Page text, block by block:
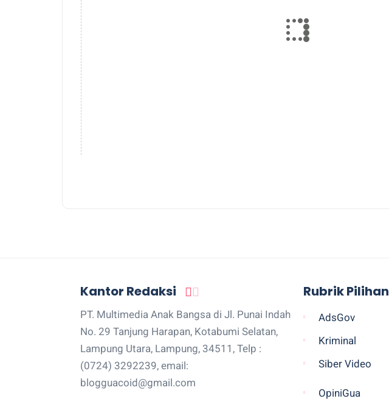
Kantor Redaksi
PT. Multimedia Anak Bangsa di Jl. Punai Indah
No. 29 Tanjung Harapan, Kotabumi Selatan,
Lampung Utara, Lampung, 34511, Telp :
(0724) 3292239, email:
blogguacoid@gmail.com
Rubrik Pilihan
AdsGov
Kriminal
Siber Video
OpiniGua